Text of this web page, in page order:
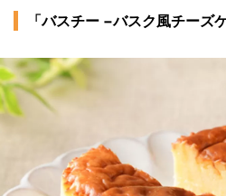
「バスチー −バスク風チー